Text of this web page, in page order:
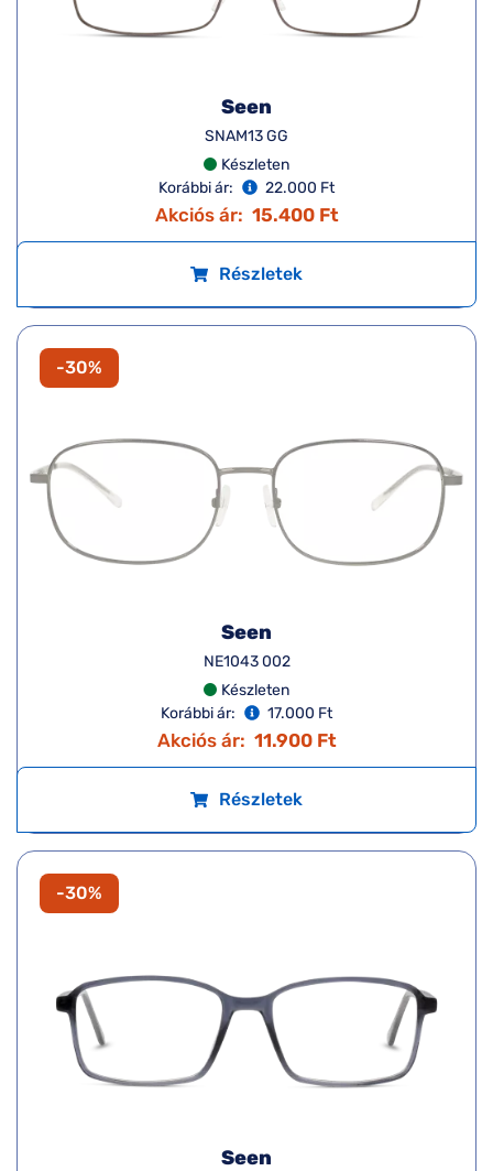
Seen
SNAM13 GG
Készleten
Korábbi ár:
22.000 Ft
Akciós ár: 15.400 Ft
Részletek
-30%
Seen
NE1043 002
Készleten
Korábbi ár:
17.000 Ft
Akciós ár: 11.900 Ft
Részletek
-30%
Seen